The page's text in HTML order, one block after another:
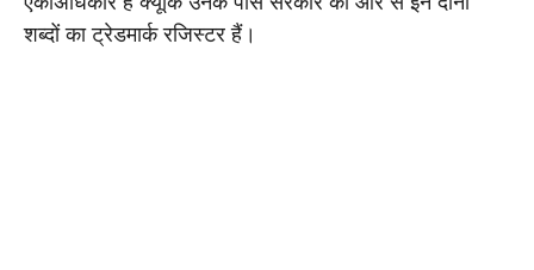
शब्दों का ट्रेडमार्क रजिस्टर हैं।